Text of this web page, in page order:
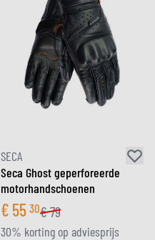
SECA
Seca Ghost geperforeerde
motorhandschoenen
€ 55 30€79
30% korting op adviesprijs